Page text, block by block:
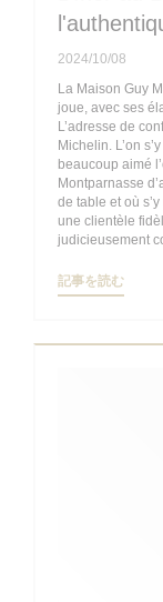
2024/10/08
La Maison Guy
joue, avec ses
L’adresse de
Michelin. L’on
beaucoup aimé
Montparnasse
de table et où
une clientèle
judicieusement
記事を読む((新し